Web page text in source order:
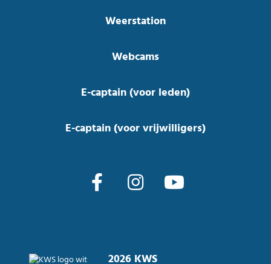
Weerstation
Webcams
E-captain (voor leden)
E-captain (voor vrijwilligers)
2026 KWS